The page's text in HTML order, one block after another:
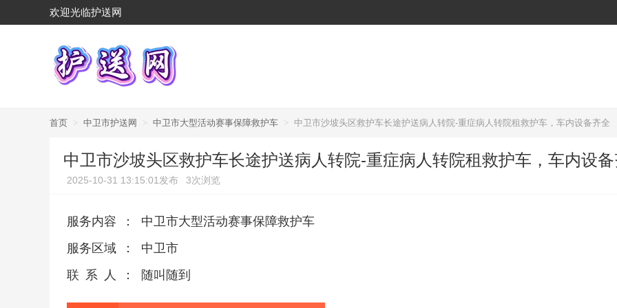
欢迎光临护送网
首页 > 中卫市护送网 > 中卫市大型活动赛事保障救护车 > 中卫市沙坡头区救护车长途护送病人转院-重症病人转院租救护车，车内设备齐全
中卫市沙坡头区救护车长途护送病人转院-重症病人转院租救护车，车内设
2025-10-31 13:15:01发布 3次浏览
服务内容 ：
中卫市大型活动赛事保障救护车
服务区域
：
中卫市
联系人
： 随叫随到